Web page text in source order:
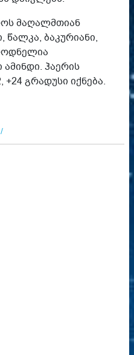
მაღალმთიან
წალკა, ბაკურიანი,
ჰაერის
გრადუსი იქნება.